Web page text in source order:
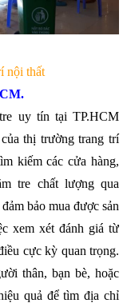
nội thất
uy tín tại TP.HCM
thị trường trang trí
kiếm các cửa hàng,
tre chất lượng qua
bảo mua được sản
xem xét đánh giá từ
cực kỳ quan trọng.
thân, bạn bè, hoặc
quả để tìm địa chỉ